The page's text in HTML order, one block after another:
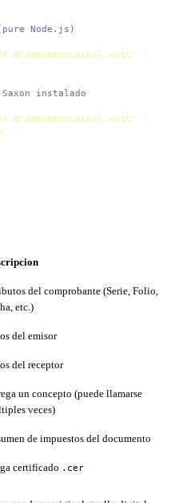
Node.js)
cadenaoriginal.xslt'
instalado
cadenaoriginal.xslt'
del comprobante (Serie, Folio,
etc.)
del emisor
del receptor
un concepto (puede llamarse
veces)
de impuestos del documento
certificado .cer